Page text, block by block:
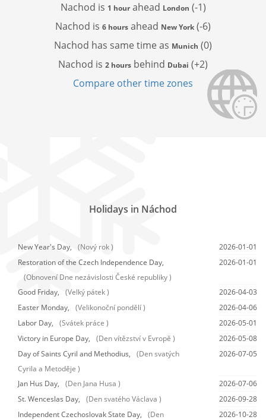
Nachod is 1 hourahead London (-1)
Nachod is 6 hours ahead New York (-6)
Nachod has same time as Munich (0)
Nachod is 2 hours behind Dubai (+2)
Compare other time zones
Holidays in Náchod
New Year's Day, (Nový rok )
2026-01-01
Restoration of the Czech Independence Day,
(Obnovení Dne nezávislosti České republiky )
2026-01-01
Good Friday, (Velký pátek )
2026-04-03
Easter Monday,
(Velikonoční pondělí )
2026-04-06
Labor Day,
(Svátek práce )
2026-05-01
Victory in Europe Day,
(Den vítězství v Evropě )
2026-05-08
Day of Saints Cyril and Methodius,
(Den svatých
Cyrila a Metoděje )
2026-07-05
Jan Hus Day, (Den Jana Husa )
2026-07-06
St. Wenceslas Day,
(Den svatého Václava )
2026-09-28
Independent Czechoslovak State Day,
(Den
2026-10-28